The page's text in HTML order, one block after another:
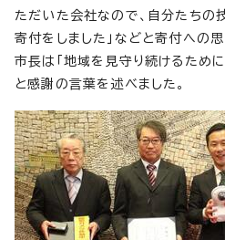
ただいた会社なので、自分たちの
寄付をしました」などと寄付への思
市長は「地域を見守り続けるため
と感謝の言葉を述べました。